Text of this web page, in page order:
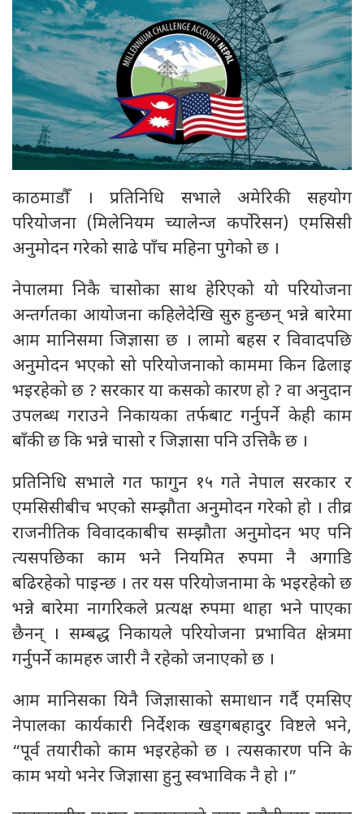
काठमाडौँ । प्रतिनिधि सभाले अमेरिकी सहयोग
परियोजना (मिलेनियम च्यालेन्ज कर्पोरेसन) एमसिसी
अनुमोदन गरेको साढे पाँच महिना पुगेको छ ।
नेपालमा निकै चासोका साथ हेरिएको यो परियोजना
अन्तर्गतका आयोजना कहिलेदेखि सुरु हुन्छन् भन्ने बारेमा
आम मानिसमा जिज्ञासा छ । लामो बहस र विवादपछि
अनुमोदन भएको सो परियोजनाको काममा किन ढिलाइ
भइरहेको छ ? सरकार या कसको कारण हो ? वा अनुदान
उपलब्ध गराउने निकायका तर्फबाट गर्नुपर्ने केही काम
बाँकी छ कि भन्ने चासो र जिज्ञासा पनि उत्तिकै छ ।
प्रतिनिधि सभाले गत फागुन १५ गते नेपाल सरकार र
एमसिसीबीच भएको सम्झौता अनुमोदन गरेको हो । तीव्र
राजनीतिक विवादकाबीच सम्झौता अनुमोदन भए पनि
त्यसपछिका काम भने नियमित रुपमा नै अगाडि
बढिरहेको पाइन्छ । तर यस परियोजनामा के भइरहेको छ
भन्ने बारेमा नागरिकले प्रत्यक्ष रुपमा थाहा भने पाएका
छैनन् । सम्बद्ध निकायले परियोजना प्रभावित क्षेत्रमा
गर्नुपर्ने कामहरु जारी नै रहेको जनाएको छ ।
आम मानिसका यिनै जिज्ञासाको समाधान गर्दै एमसिए
नेपालका कार्यकारी निर्देशक खड्गबहादुर विष्टले भने,
“पूर्व तयारीको काम भइरहेको छ । त्यसकारण पनि के
काम भयो भनेर जिज्ञासा हुनु स्वभाविक नै हो ।”